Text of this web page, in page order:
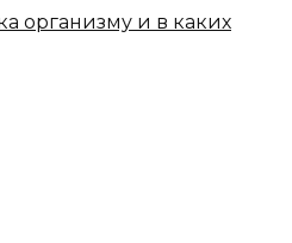
организму и в каких